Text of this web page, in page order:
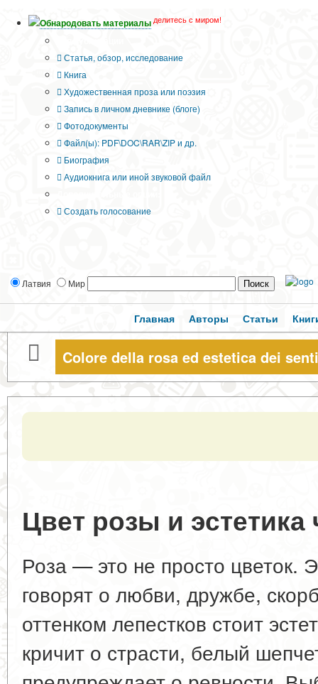
Обнародовать материалы делитесь с миром!
Статья, обзор, исследование
Книга
Художественная проза или поэзия
Запись в личном дневнике (блоге)
Фотодокументы
Файл(ы): PDF\DOC\RAR\ZIP и др.
Биография
Аудиокнига или иной звуковой файл
Создать голосование
Латвия Мир
Главная Авторы Статьи
Colore della rosa ed estetica dei
Цвет розы и эстетика
Роза — это не просто цветок.
говорят о любви, дружбе,
оттенком лепестков стоит
кричит о страсти, белый